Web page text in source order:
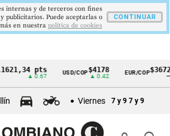
pts
▲ 0.67
USD/COP$4178
▲ 0.42
EUR/COP$3672
Viernes 7 y 9 7 y 9
internas y de terceros con fines
publicitarios. Puede aceptarlas o
en nuestra politica de cookies
CONTINUAR